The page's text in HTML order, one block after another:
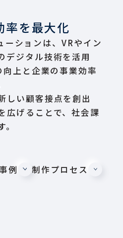
率を最大化
ションは、VRやイン
デジタル技術を活用
上と企業の事業効率
しい顧客接点を創出
広げることで、社会課
例 制作プロセス